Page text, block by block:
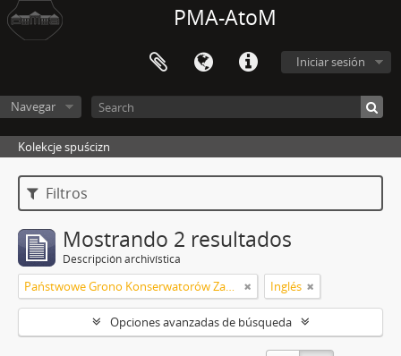
PMA-AtoM
Iniciar sesión
Navegar
Kolekcje spuścizn
Filtros
Mostrando 2 resultados
Descripción archivística
Państwowe Grono Konserwatorów Zabytków Przedhistorycznych Roman Jakimowicz Inglés
Opciones avanzadas de búsqueda